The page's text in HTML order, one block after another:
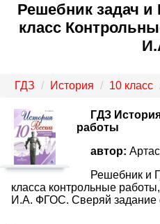
Решебник задач и
класс
ГДЗ История 10 класс
ГДЗ
работы
автор:
Решебник и
класса контрольные
И.А. ФГОС. Сверяй задание